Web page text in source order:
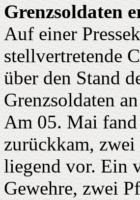
Grenzsoldaten
Auf einer
stellvertretende
über den Stand
Grenzsoldaten
Am 05. Mai
zurückkam, zwei
liegend vor. Ein
Gewehre, zwei